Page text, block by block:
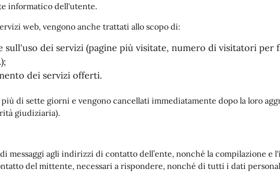
informatico dell'utente.
web, vengono anche trattati allo scopo di:
dei servizi (pagine più visitate, numero di visitatori per
dei servizi offerti.
di sette giorni e vengono cancellati immediatamente dopo la loro
giudiziaria).
messaggi agli indirizzi di contatto dell’ente, nonché la compilazione e
del mittente, necessari a rispondere, nonché di tutti i dati